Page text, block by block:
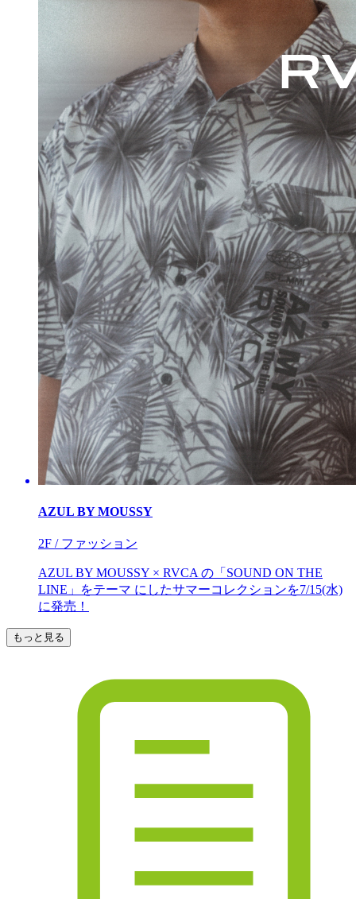
AZUL BY MOUSSY
2F / ファッション
AZUL BY MOUSSY × RVCA の「SOUND ON THE
LINE」をテーマ にしたサマーコレクションを7/15(水)
に発売！
もっと見る